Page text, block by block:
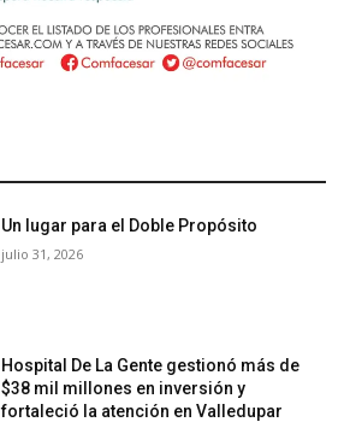
Un lugar para el Doble Propósito
julio 31, 2026
Hospital De La Gente gestionó más de
$38 mil millones en inversión y
fortaleció la atención en Valledupar